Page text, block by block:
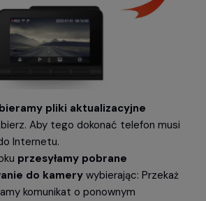
pliki aktualizacyjne
Aby tego dokonać telefon musi
Internetu.
przesyłamy pobrane
do kamerywybierając: Przekaż
komunikat o ponownym